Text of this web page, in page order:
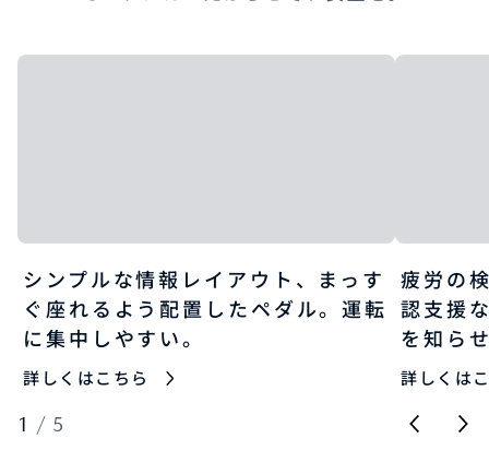
シンプルな情報レイアウト、まっす
ぐ座れるよう配置したペダル。運転
に集中しやすい。
詳しくはこちら
疲労の
認支援
を知ら
詳しくは
1 / 5